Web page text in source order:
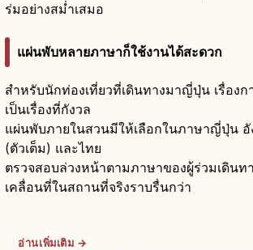
ร่มอย่างสม่ำเสมอ
แผ่นพับหลายภาษาก็ใช้งานได้สะดวก
สำหรับนักท่องเที่ยวที่เดินทางมาญี่ปุ่น เรื่องก
เป็นเรื่องที่กังวล
แผ่นพับภายในสวนมีให้เลือกในภาษาญี่ปุ่น อั
(ตัวเต็ม) และไทย
ตรวจสอบล่วงหน้าตามภาษาของผู้ร่วมเดินท
เคลื่อนที่ในสถานที่จริงราบรื่นกว่า
อ่านเพิ่มเติม →